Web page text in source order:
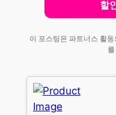
할
이 포스팅은 파트너스 활